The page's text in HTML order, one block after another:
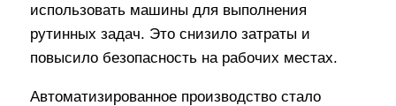
использовать машины для выполнения
рутинных задач. Это снизило затраты и
повысило безопасность на рабочих местах.
Автоматизированное производство стало